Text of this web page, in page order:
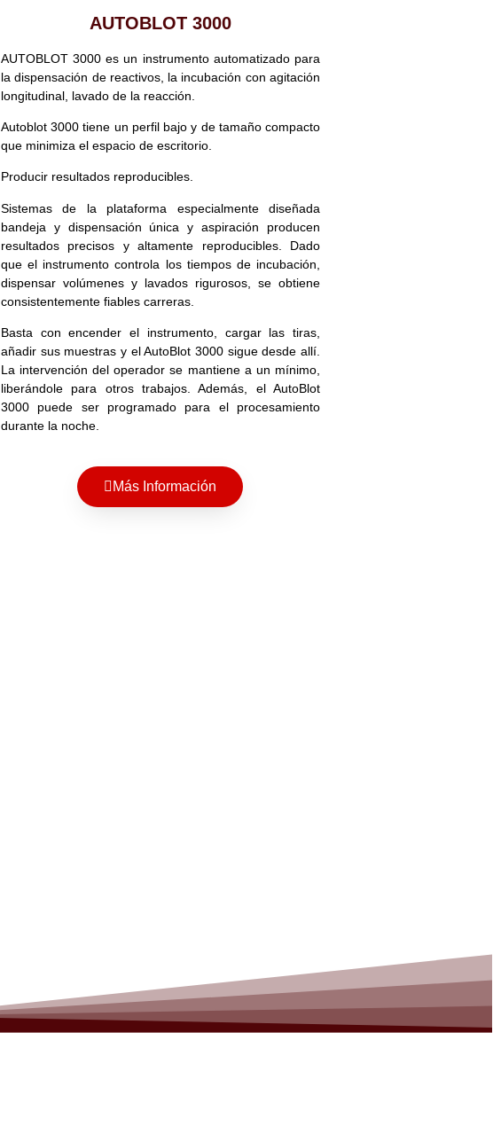
AUTOBLOT 3000
AUTOBLOT 3000 es un instrumento automatizado para
la dispensación de reactivos, la incubación con agitación
longitudinal, lavado de la reacción.
Autoblot 3000 tiene un perfil bajo y de tamaño compacto
que minimiza el espacio de escritorio.
Producir resultados reproducibles.
Sistemas de la plataforma especialmente diseñada
bandeja y dispensación única y aspiración producen
resultados precisos y altamente reproducibles. Dado
que el instrumento controla los tiempos de incubación,
dispensar volúmenes y lavados rigurosos, se obtiene
consistentemente fiables carreras.
Basta con encender el instrumento, cargar las tiras,
añadir sus muestras y el AutoBlot 3000 sigue desde allí.
La intervención del operador se mantiene a un mínimo,
liberándole para otros trabajos. Además, el AutoBlot
3000 puede ser programado para el procesamiento
durante la noche.
Más Información